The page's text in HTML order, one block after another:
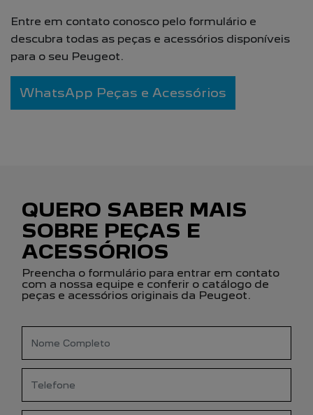
Entre em contato conosco pelo formulário e
descubra todas as peças e acessórios disponíveis
para o seu Peugeot.
WhatsApp Peças e Acessórios
QUERO SABER MAIS
SOBRE PEÇAS E
ACESSÓRIOS
Preencha o formulário para entrar em contato
com a nossa equipe e conferir o catálogo de
peças e acessórios originais da Peugeot.